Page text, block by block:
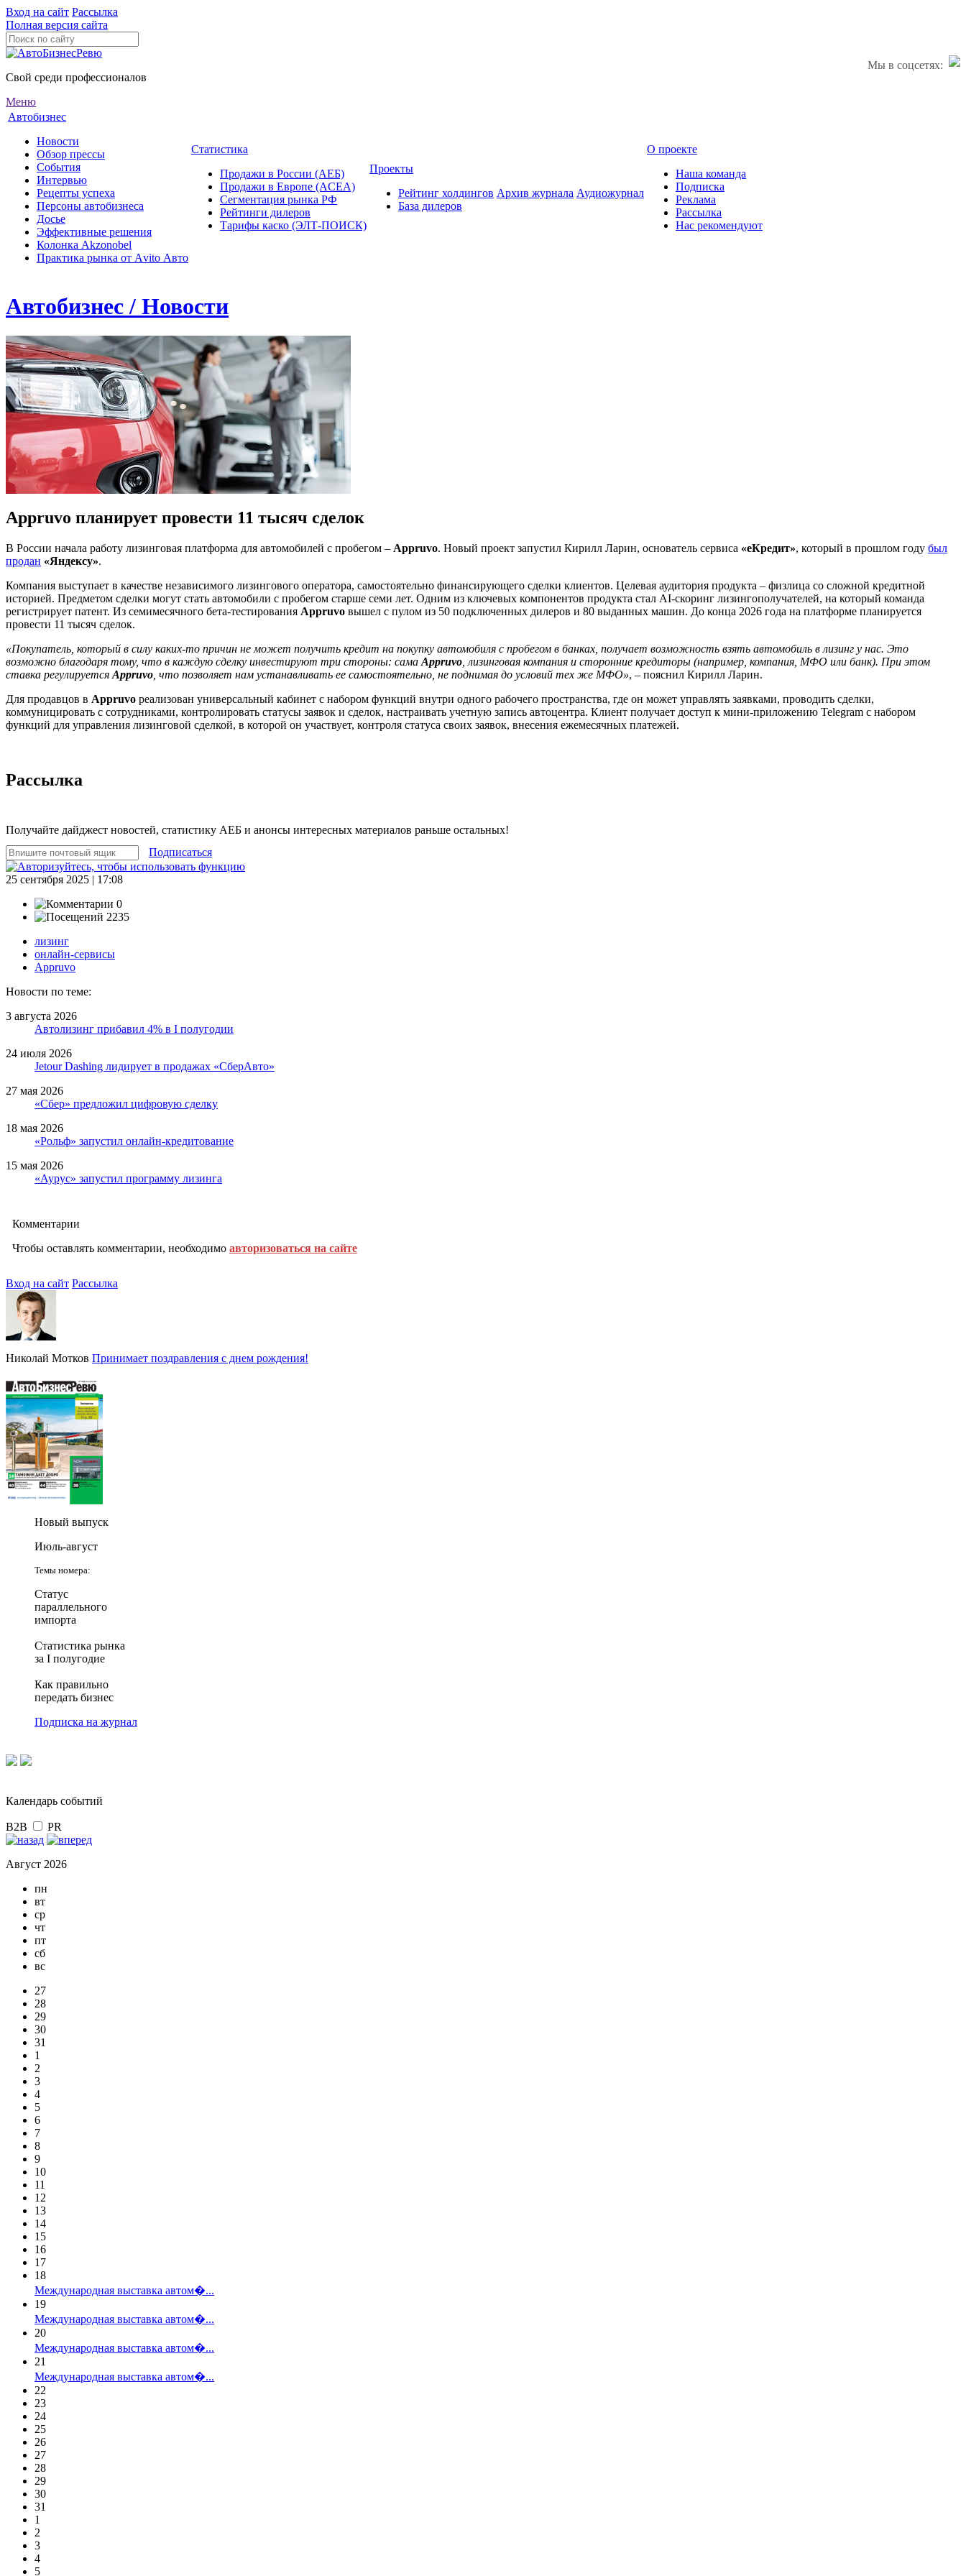
Вход на сайт Рассылка
Полная версия сайта
Мы в соцсетях:
Свой среди профессионалов
Меню
Автобизнес
Новости
Обзор прессы
События
Интервью
Рецепты успеха
Персоны автобизнеса
Досье
Эффективные решения
Колонка Akzonobel
Практика рынка от Аvito Авто
Статистика
Продажи в России (АЕБ)
Продажи в Европе (ACEA)
Сегментация рынка РФ
Рейтинги дилеров
Тарифы каско (ЭЛТ-ПОИСК)
Проекты
Рейтинг холдингов
База дилеров
Архив журнала Аудиожурнал
О проекте
Наша команда
Подписка
Реклама
Рассылка
Нас рекомендуют
Автобизнес / Новости
Appruvo планирует провести 11 тысяч сделок
В России начала работу лизинговая платформа для автомобилей с пробегом – Appruvo. Новый проект запустил Кирилл Ларин, основатель сервиса «еКредит», который в прошлом году был
продан «Яндексу».
Компания выступает в качестве независимого лизингового оператора, самостоятельно финансирующего сделки клиентов. Целевая аудитория продукта – физлица со сложной кредитной
историей. Предметом сделки могут стать автомобили с пробегом старше семи лет. Одним из ключевых компонентов продукта стал AI-скоринг лизингополучателей, на который команда
регистрирует патент. Из семимесячного бета-тестирования Appruvo вышел с пулом из 50 подключенных дилеров и 80 выданных машин. До конца 2026 года на платформе планируется
провести 11 тысяч сделок.
«Покупатель, который в силу каких-то причин не может получить кредит на покупку автомобиля с пробегом в банках, получает возможность взять автомобиль в лизинг у нас. Это
возможно благодаря тому, что в каждую сделку инвестируют три стороны: сама Appruvo , лизинговая компания и сторонние кредиторы (например, компания, МФО или банк). При этом
ставка регулируется Appruvo , что позволяет нам устанавливать ее самостоятельно, не поднимая до условий тех же МФО», – пояснил Кирилл Ларин.
Для продавцов в Appruvo реализован универсальный кабинет с набором функций внутри одного рабочего пространства, где он может управлять заявками, проводить сделки,
коммуницировать с сотрудниками, контролировать статусы заявок и сделок, настраивать учетную запись автоцентра. Клиент получает доступ к мини-приложению Telegram с набором
функций для управления лизинговой сделкой, в которой он участвует, контроля статуса своих заявок, внесения ежемесячных платежей.
Рассылка
Получайте дайджест новостей, статистику АЕБ и анонсы интересных материалов раньше остальных!
Подписаться
25 сентября 2025 | 17:08
0
2235
лизинг
онлайн-сервисы
Appruvo
Новости по теме:
3 августа 2026
Автолизинг прибавил 4% в I полугодии
24 июля 2026
Jetour Dashing лидирует в продажах «СберАвто»
27 мая 2026
«Сбер» предложил цифровую сделку
18 мая 2026
«Рольф» запустил онлайн-кредитование
15 мая 2026
«Аурус» запустил программу лизинга
Комментарии
Чтобы оставлять комментарии, необходимо авторизоваться на сайте
Вход на сайт Рассылка
Николай Мотков Принимает поздравления с днем рождения!
Новый выпуск
Июль-август
Темы номера:
Статус
параллельного
импорта
Статистика рынка
за I полугодие
Как правильно
передать бизнес
Подписка на журнал
Календарь событий
B2B PR
Август 2026
пн
вт
ср
чт
пт
сб
вс
27
28
29
30
31
1
2
3
4
5
6
7
8
9
10
11
12
13
14
15
16
17
18
Международная выставка автом�...
19
Международная выставка автом�...
20
Международная выставка автом�...
21
Международная выставка автом�...
22
23
24
25
26
27
28
29
30
31
1
2
3
4
5